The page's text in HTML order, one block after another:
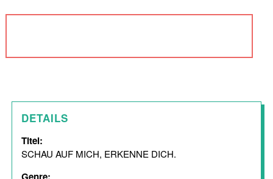
DETAILS
Titel:
SCHAU AUF MICH, ERKENNE DICH.